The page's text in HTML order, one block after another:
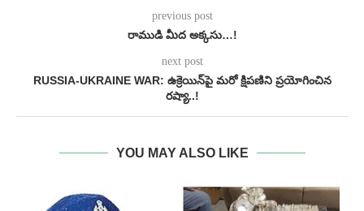
previous post
రాముడి మీద అక్కసు…!
next post
RUSSIA-UKRAINE WAR: ఉక్రెయిన్‌పై మరో క్షిపణిని ప్రయోగించిన
రష్యా..!
YOU MAY ALSO LIKE